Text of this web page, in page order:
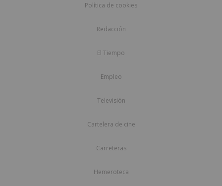
Política de cookies
Redacción
El Tiempo
Empleo
Televisión
Cartelera de cine
Carreteras
Hemeroteca